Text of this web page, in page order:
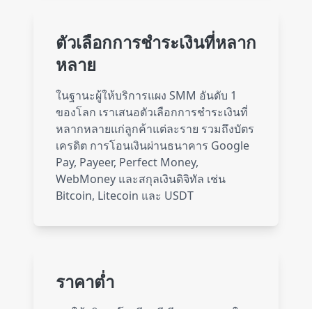
Clubhouse
ตัวเลือกการชำระเงินที่หลาก
หลาย
ในฐานะผู้ให้บริการแผง SMM อันดับ 1
ของโลก เราเสนอตัวเลือกการชำระเงินที่
หลากหลายแก่ลูกค้าแต่ละราย รวมถึงบัตร
เครดิต การโอนเงินผ่านธนาคาร Google
Pay, Payeer, Perfect Money,
WebMoney และสกุลเงินดิจิทัล เช่น
Bitcoin, Litecoin และ USDT
ราคาต่ำ